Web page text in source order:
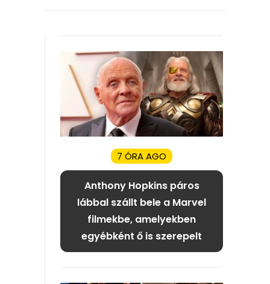
7 ÓRA AGO
Anthony Hopkins páros
lábbal szállt bele a Marvel
filmekbe, amelyekben
egyébként ő is szerepelt